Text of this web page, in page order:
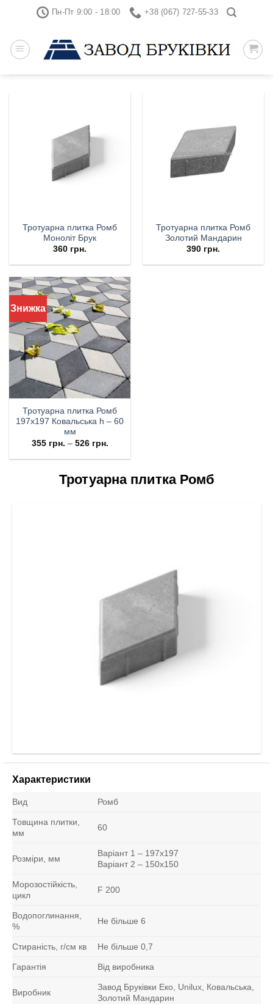
content
Пн-Пт 9:00 - 18:00 +38 (067) 727-55-33
Тротуарна плитка Ромб
Моноліт Брук
360 грн.
Тротуарна плитка Ромб
Золотий Мандарин
390 грн.
Знижка
Тротуарна плитка Ромб
197х197 Ковальська h – 60
мм
355 грн. – 526 грн.
Тротуарна плитка Ромб
Характеристики
Вид Ромб
Товщина плитки,
мм
60
Розміри, мм
Варіант 1 – 197х197
Варіант 2 – 150х150
Морозостійкість,
цикл
F 200
Водопоглинання,
%
Не більше 6
Стираність, г/см кв Не більше 0,7
Гарантія Від виробника
Виробник
Завод Бруківки Еко, Unilux, Ковальська,
Золотий Мандарин